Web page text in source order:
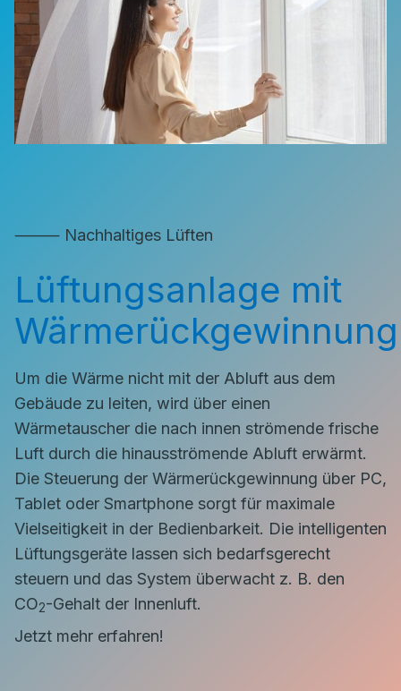
⸻ Nachhaltiges Lüften
Lüftungsanlage mit
Wärmerückgewinnung
Um die Wärme nicht mit der Abluft aus dem
Gebäude zu leiten, wird über einen
Wärmetauscher die nach innen strömende frische
Luft durch die hinausströmende Abluft erwärmt.
Die Steuerung der Wärmerückgewinnung über PC,
Tablet oder Smartphone sorgt für maximale
Vielseitigkeit in der Bedienbarkeit. Die intelligenten
Lüftungsgeräte lassen sich bedarfsgerecht
steuern und das System überwacht z. B. den
CO2-Gehalt der Innenluft.
Jetzt mehr erfahren!